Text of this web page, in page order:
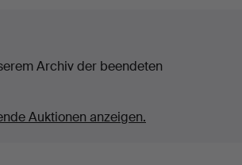
Archiv der beendeten
Auktionen anzeigen.